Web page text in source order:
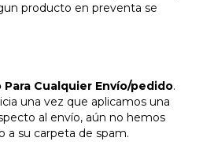
producto en preventa se
Cualquier Envío/pedido.
una vez que aplicamos una
al envío, aún no hemos
a su carpeta de spam.